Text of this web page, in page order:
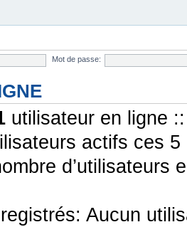
Mot de passe:
utilisateur en ligne
actifs ces
d’utilisateurs
Aucun